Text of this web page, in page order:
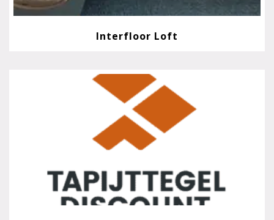
Interfloor Loft